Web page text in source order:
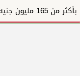
بأكثر من 165 مليون جنيه.. إطلاق سراح 33 نزيلاً بالقضارف